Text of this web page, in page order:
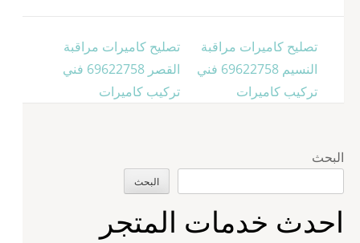
تصفّح
المقالات
تصليح كاميرات مراقبة
القصر 69622758 فني
تركيب كاميرات
تصليح كاميرات مراقبة
النسيم 69622758 فني
تركيب كاميرات
البحث
البحث
احدث خدمات المتجر